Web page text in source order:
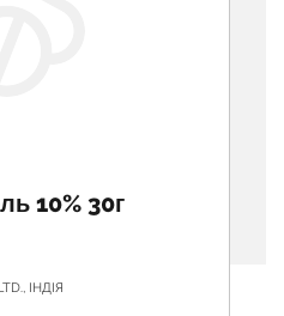
10% 30г
ІНДІЯ